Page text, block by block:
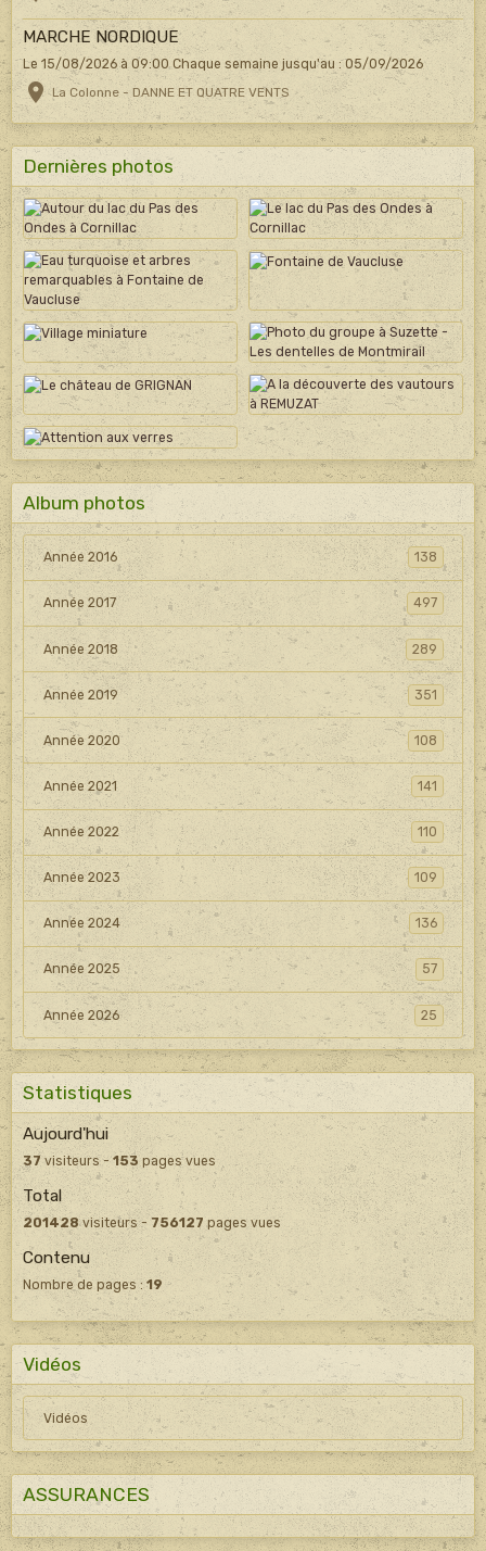
MARCHE NORDIQUE
Le 15/08/2026 à 09:00 Chaque semaine jusqu'au : 05/09/2026
La Colonne - DANNE ET QUATRE VENTS
Dernières photos
Album photos
Année 2016 138
Année 2017 497
Année 2018 289
Année 2019 351
Année 2020 108
Année 2021 141
Année 2022 110
Année 2023 109
Année 2024 136
Année 2025 57
Année 2026 25
Statistiques
Aujourd'hui
37 visiteurs -153 pages vues
Total
201428visiteurs - 756127 pages vues
Contenu
Nombre de pages : 19
Vidéos
Vidéos
ASSURANCES